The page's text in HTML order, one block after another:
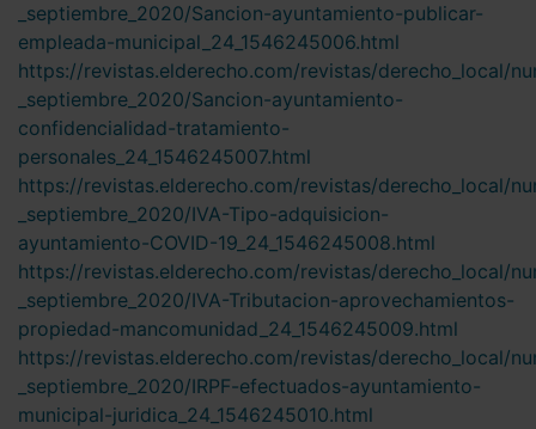
_septiembre_2020/Sancion-ayuntamiento-publicar-
empleada-municipal_24_1546245006.html
https://revistas.elderecho.com/revistas/derecho_local/
_septiembre_2020/Sancion-ayuntamiento-
confidencialidad-tratamiento-
personales_24_1546245007.html
https://revistas.elderecho.com/revistas/derecho_local/
_septiembre_2020/IVA-Tipo-adquisicion-
ayuntamiento-COVID-19_24_1546245008.html
https://revistas.elderecho.com/revistas/derecho_local/
_septiembre_2020/IVA-Tributacion-aprovechamientos-
propiedad-mancomunidad_24_1546245009.html
https://revistas.elderecho.com/revistas/derecho_local/
_septiembre_2020/IRPF-efectuados-ayuntamiento-
municipal-juridica_24_1546245010.html